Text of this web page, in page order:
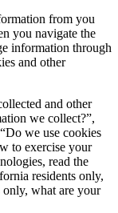
from you
you navigate the
information through
and other
and other
we collect?”,
we use cookies
to exercise your
read the
residents only,
only, what are your